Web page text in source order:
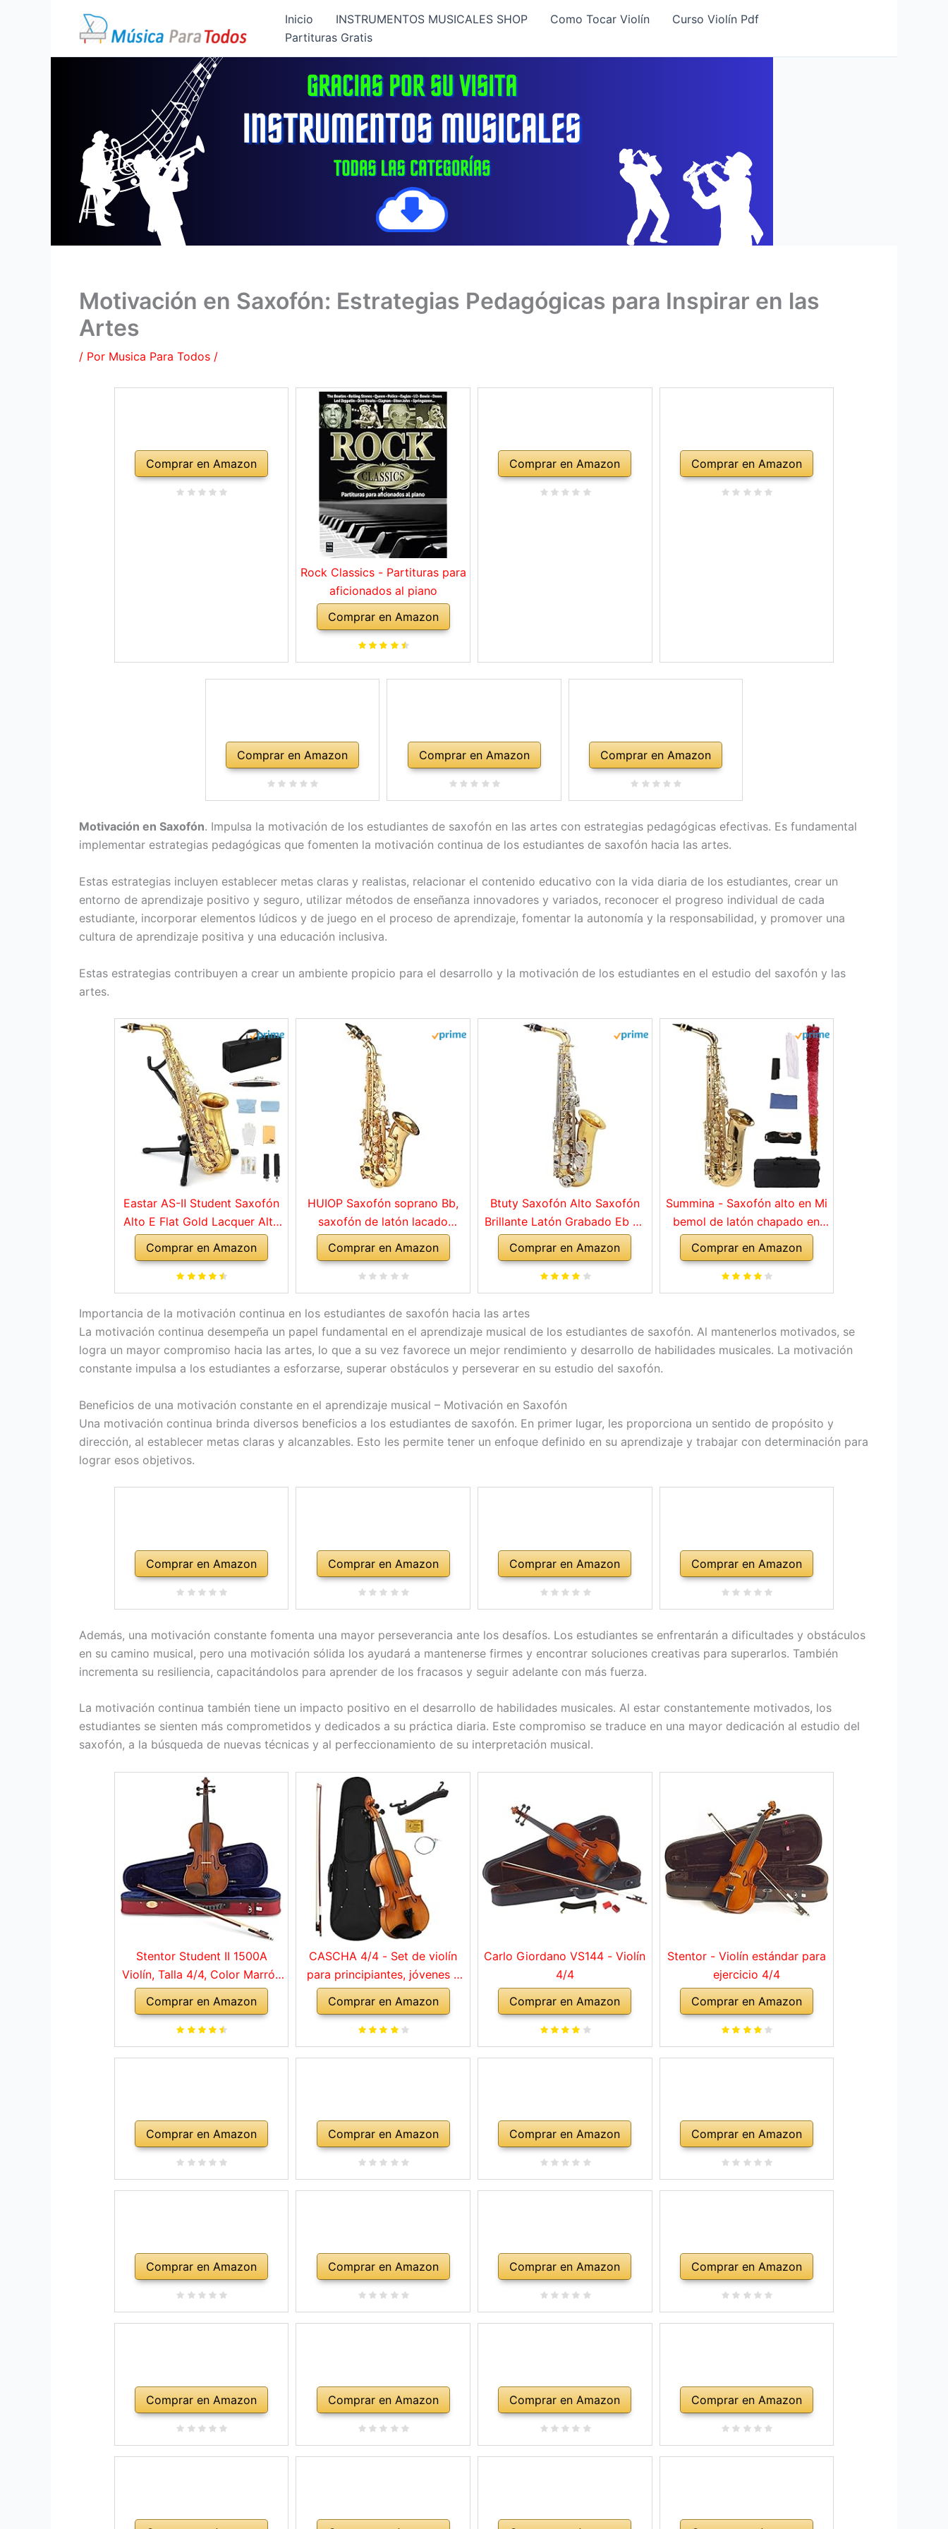
Inicio INSTRUMENTOS MUSICALES SHOP Como Tocar Violín
Curso Violín Pdf
Partituras Gratis
Motivación en Saxofón: Estrategias Pedagógicas para Inspirar en las
Artes
/ Por Musica Para Todos /
Comprar en Amazon
Rock Classics - Partituras para
aficionados al piano
Comprar en Amazon
Comprar en Amazon Comprar en Amazon
Comprar en Amazon Comprar en Amazon Comprar en Amazon
Motivación en Saxofón. Impulsa la motivación de los estudiantes de saxofón en las artes con estrategias pedagógicas efectivas. Es fundamental
implementar estrategias pedagógicas que fomenten la motivación continua de los estudiantes de saxofón hacia las artes.
Estas estrategias incluyen establecer metas claras y realistas, relacionar el contenido educativo con la vida diaria de los estudiantes, crear un
entorno de aprendizaje positivo y seguro, utilizar métodos de enseñanza innovadores y variados, reconocer el progreso individual de cada
estudiante, incorporar elementos lúdicos y de juego en el proceso de aprendizaje, fomentar la autonomía y la responsabilidad, y promover una
cultura de aprendizaje positiva y una educación inclusiva.
Estas estrategias contribuyen a crear un ambiente propicio para el desarrollo y la motivación de los estudiantes en el estudio del saxofón y las
artes.
Eastar AS-Ⅱ Student Saxofón
Alto E Flat Gold Lacquer Alto
Beginner Sax Kit completo con
estuche de transporte Boquilla
Correas Cañas Soporte
Comprar en Amazon
HUIOP Saxofón soprano Bb,
saxofón de latón lacado
dorado con estuche de
instrumentos, boquilla, correa
para el cuello, paño de
limpieza, cepillo para músicos
principiantes,saxofón
Comprar en Amazon
Btuty Saxofón Alto Saxofón
Brillante Latón Grabado Eb E-
Flat Natural Blanco Shell Botón
Instrumento de Viento con
Estuche Mute Guantes
Limpieza Paño Cepillo
Comprar en Amazon
Summina - Saxofón alto en Mi
bemol de latón chapado en
oro, instrumento de viento
madera con llave, cepillo y
paño de limpieza, guantes,
grasa para corcho, correa
Comprar en Amazon
Importancia de la motivación continua en los estudiantes de saxofón hacia las artes
La motivación continua desempeña un papel fundamental en el aprendizaje musical de los estudiantes de saxofón. Al mantenerlos motivados, se
logra un mayor compromiso hacia las artes, lo que a su vez favorece un mejor rendimiento y desarrollo de habilidades musicales. La motivación
constante impulsa a los estudiantes a esforzarse, superar obstáculos y perseverar en su estudio del saxofón.
Beneficios de una motivación constante en el aprendizaje musical – Motivación en Saxofón
Una motivación continua brinda diversos beneficios a los estudiantes de saxofón. En primer lugar, les proporciona un sentido de propósito y
dirección, al establecer metas claras y alcanzables. Esto les permite tener un enfoque definido en su aprendizaje y trabajar con determinación para
lograr esos objetivos.
Comprar en Amazon Comprar en Amazon Comprar en Amazon Comprar en Amazon
Además, una motivación constante fomenta una mayor perseverancia ante los desafíos. Los estudiantes se enfrentarán a dificultades y obstáculos
en su camino musical, pero una motivación sólida los ayudará a mantenerse firmes y encontrar soluciones creativas para superarlos. También
incrementa su resiliencia, capacitándolos para aprender de los fracasos y seguir adelante con más fuerza.
La motivación continua también tiene un impacto positivo en el desarrollo de habilidades musicales. Al estar constantemente motivados, los
estudiantes se sienten más comprometidos y dedicados a su práctica diaria. Este compromiso se traduce en una mayor dedicación al estudio del
saxofón, a la búsqueda de nuevas técnicas y al perfeccionamiento de su interpretación musical.
Stentor Student II 1500A
Violín, Talla 4/4, Color Marrón
Rojo
Comprar en Amazon
CASCHA 4/4 - Set de violín
para principiantes, jóvenes y
adultos, violín macizo con
arco, colofonia, cuerdas de
repuesto, soporte para
hombro, maletín, abeto natural
Comprar en Amazon
Carlo Giordano VS144 - Violín
4/4
Comprar en Amazon
Stentor - Violín estándar para
ejercicio 4/4
Comprar en Amazon
Comprar en Amazon Comprar en Amazon Comprar en Amazon Comprar en Amazon
Comprar en Amazon Comprar en Amazon Comprar en Amazon Comprar en Amazon
Comprar en Amazon Comprar en Amazon Comprar en Amazon Comprar en Amazon